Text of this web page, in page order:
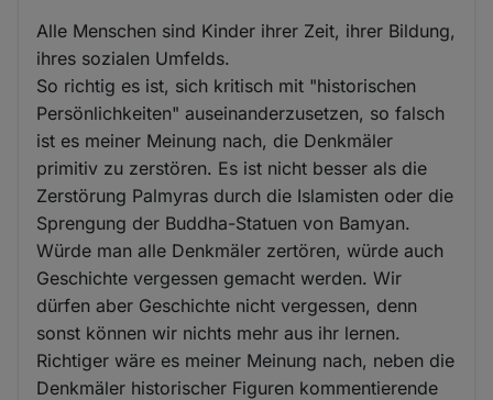
Alle Menschen sind Kinder ihrer Zeit, ihrer Bildung,
ihres sozialen Umfelds.
So richtig es ist, sich kritisch mit "historischen
Persönlichkeiten" auseinanderzusetzen, so falsch
ist es meiner Meinung nach, die Denkmäler
primitiv zu zerstören. Es ist nicht besser als die
Zerstörung Palmyras durch die Islamisten oder die
Sprengung der Buddha-Statuen von Bamyan.
Würde man alle Denkmäler zertören, würde auch
Geschichte vergessen gemacht werden. Wir
dürfen aber Geschichte nicht vergessen, denn
sonst können wir nichts mehr aus ihr lernen.
Richtiger wäre es meiner Meinung nach, neben die
Denkmäler historischer Figuren kommentierende